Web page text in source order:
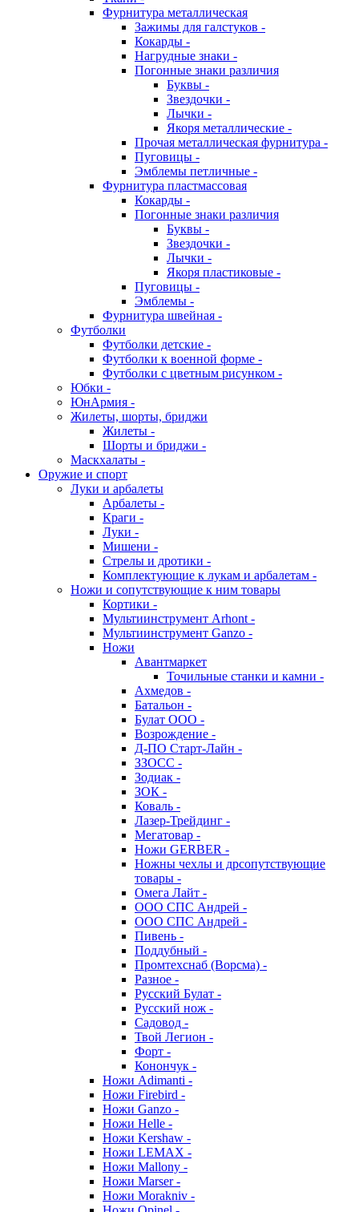
Фурнитура металлическая
Зажимы для галстуков -
Кокарды -
Нагрудные знаки -
Погонные знаки различия
Буквы -
Звездочки -
Лычки -
Якоря металлические -
Прочая металлическая фурнитура -
Пуговицы -
Эмблемы петличные -
Фурнитура пластмассовая
Кокарды -
Погонные знаки различия
Буквы -
Звездочки -
Лычки -
Якоря пластиковые -
Пуговицы -
Эмблемы -
Фурнитура швейная -
Футболки
Футболки детские -
Футболки к военной форме -
Футболки с цветным рисунком -
Юбки -
ЮнАрмия -
Жилеты, шорты, бриджи
Жилеты -
Шорты и бриджи -
Маскхалаты -
Оружие и спорт
Луки и арбалеты
Арбалеты -
Краги -
Луки -
Мишени -
Стрелы и дротики -
Комплектующие к лукам и арбалетам -
Ножи и сопутствующие к ним товары
Кортики -
Мультиинструмент Arhont -
Мультиинструмент Ganzo -
Ножи
Авантмаркет
Точильные станки и камни -
Ахмедов -
Батальон -
Булат ООО -
Возрождение -
Д-ПО Старт-Лайн -
ЗЗОСС -
Зодиак -
ЗОК -
Коваль -
Лазер-Трейдинг -
Мегатовар -
Ножи GERBER -
Ножны чехлы и дрсопутствующие
товары -
Омега Лайт -
ООО СПС Андрей -
ООО СПС Андрей -
Пивень -
Поддубный -
Промтехснаб (Ворсма) -
Разное -
Русский Булат -
Русский нож -
Садовод -
Твой Легион -
Форт -
Конончук -
Ножи Adimanti -
Ножи Firebird -
Ножи Ganzo -
Ножи Helle -
Ножи Kershaw -
Ножи LEMAX -
Ножи Mallony -
Ножи Marser -
Ножи Morakniv -